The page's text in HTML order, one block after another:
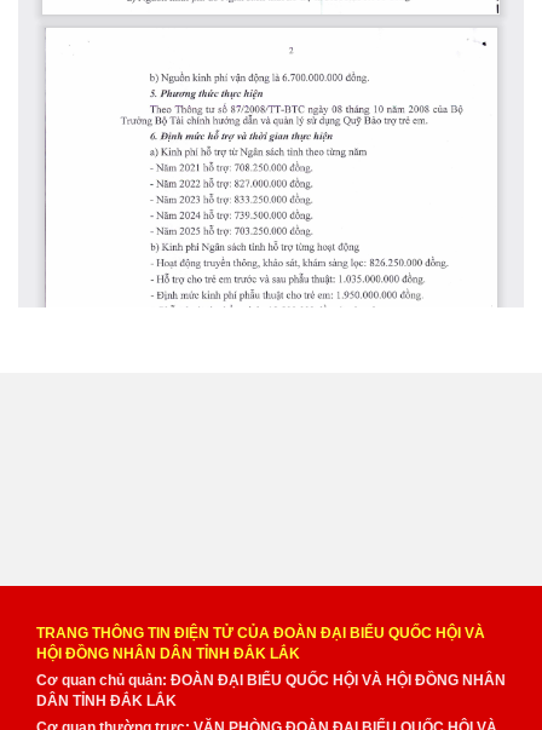
TRANG THÔNG TIN ĐIỆN TỬ CỦA ĐOÀN ĐẠI BIỂU QUỐC HỘI VÀ
HỘI ĐỒNG NHÂN DÂN TỈNH ĐẮK LẮK
Cơ quan chủ quản: ĐOÀN ĐẠI BIỂU QUỐC HỘI VÀ HỘI ĐỒNG NHÂN
DÂN TỈNH ĐẮK LẮK
Cơ quan thường trực: VĂN PHÒNG ĐOÀN ĐẠI BIỂU QUỐC HỘI VÀ